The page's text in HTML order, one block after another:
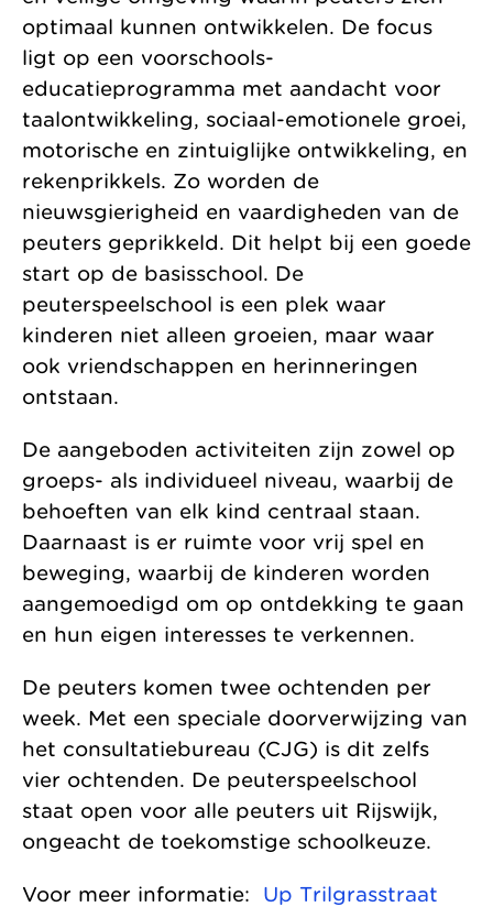
optimaal kunnen ontwikkelen. De focus
ligt op een voorschools-
educatieprogramma met aandacht voor
taalontwikkeling, sociaal-emotionele groei,
motorische en zintuiglijke ontwikkeling, en
rekenprikkels. Zo worden de
nieuwsgierigheid en vaardigheden van de
peuters geprikkeld. Dit helpt bij een goede
start op de basisschool. De
peuterspeelschool is een plek waar
kinderen niet alleen groeien, maar waar
ook vriendschappen en herinneringen
ontstaan.
De aangeboden activiteiten zijn zowel op
groeps- als individueel niveau, waarbij de
behoeften van elk kind centraal staan.
Daarnaast is er ruimte voor vrij spel en
beweging, waarbij de kinderen worden
aangemoedigd om op ontdekking te gaan
en hun eigen interesses te verkennen.
De peuters komen twee ochtenden per
week. Met een speciale doorverwijzing van
het consultatiebureau (CJG) is dit zelfs
vier ochtenden. De peuterspeelschool
staat open voor alle peuters uit Rijswijk,
ongeacht de toekomstige schoolkeuze.
Voor meer informatie: Up Trilgrasstraat